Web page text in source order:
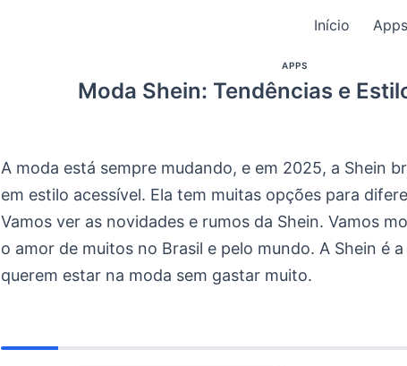
Início Apps
APPS
Moda Shein: Tendências e
A moda está sempre mudando, e em 2025, a Shein
em estilo acessível. Ela tem muitas opções para
Vamos ver as novidades e rumos da Shein. Vamos
o amor de muitos no Brasil e pelo mundo. A Shein é
querem estar na moda sem gastar muito.